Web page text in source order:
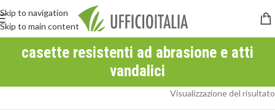
Skip to navigation
Skip to main content
casette resistenti ad abrasione e atti
vandalici
Visualizzazione del risultato